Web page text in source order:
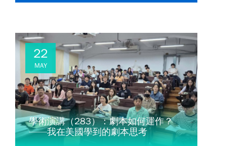
22
MAY
學術演講（283）：劇本如何運作？
——我在美國學到的劇本思考